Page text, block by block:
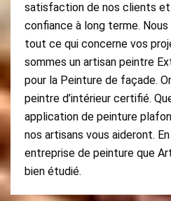
satisfaction de nos clients
confiance à long terme.
tout ce qui concerne vos
sommes un artisan peintre
pour la Peinture de façade.
peintre d’intérieur certifié.
application de peinture
nos artisans vous aideront.
entreprise de peinture que
bien étudié.